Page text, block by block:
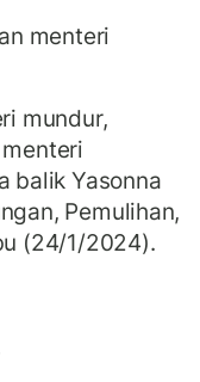
menteri
mundur,
balik Yasonna
Pemulihan,
(24/1/2024).